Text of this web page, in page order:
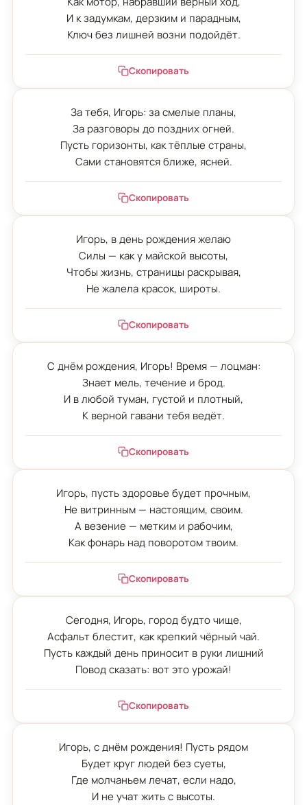
И к задумкам, дерзким и парадным,
Ключ без лишней возни подойдёт.
Скопировать
За тебя, Игорь: за смелые планы,
За разговоры до поздних огней.
Пусть горизонты, как тёплые страны,
Сами становятся ближе, ясней.
Скопировать
Игорь, в день рождения желаю
Силы — как у майской высоты,
Чтобы жизнь, страницы раскрывая,
Не жалела красок, широты.
Скопировать
С днём рождения, Игорь! Время — лоцман:
Знает мель, течение и брод.
И в любой туман, густой и плотный,
К верной гавани тебя ведёт.
Скопировать
Игорь, пусть здоровье будет прочным,
Не витринным — настоящим, своим.
А везение — метким и рабочим,
Как фонарь над поворотом твоим.
Скопировать
Сегодня, Игорь, город будто чище,
Асфальт блестит, как крепкий чёрный чай.
Пусть каждый день приносит в руки лишний
Повод сказать: вот это урожай!
Скопировать
Игорь, с днём рождения! Пусть рядом
Будет круг людей без суеты,
Где молчаньем лечат, если надо,
И не учат жить с высоты.